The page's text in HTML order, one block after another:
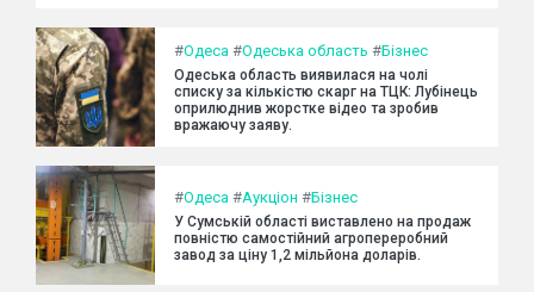
#Одеса #Одеська область #Бізнес
Одеська область виявилася на чолі
списку за кількістю скарг на ТЦК: Лубінець
оприлюднив жорстке відео та зробив
вражаючу заяву.
#Одеса #Аукціон #Бізнес
У Сумській області виставлено на продаж
повністю самостійний агропереробний
завод за ціну 1,2 мільйона доларів.